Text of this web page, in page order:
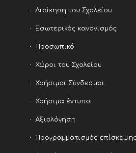
Διοίκηση του Σχολείου
Εσωτερικός κανονισμός
Προσωπικό
Χώροι του Σχολείου
Χρήσιμοι Σύνδεσμοι
Χρήσιμα έντυπα
Αξιολόγηση
Προγραμματισμός επίσκεψης